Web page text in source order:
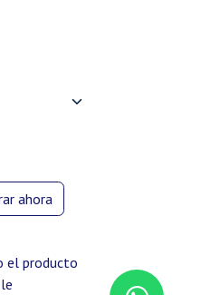
ahora
el producto